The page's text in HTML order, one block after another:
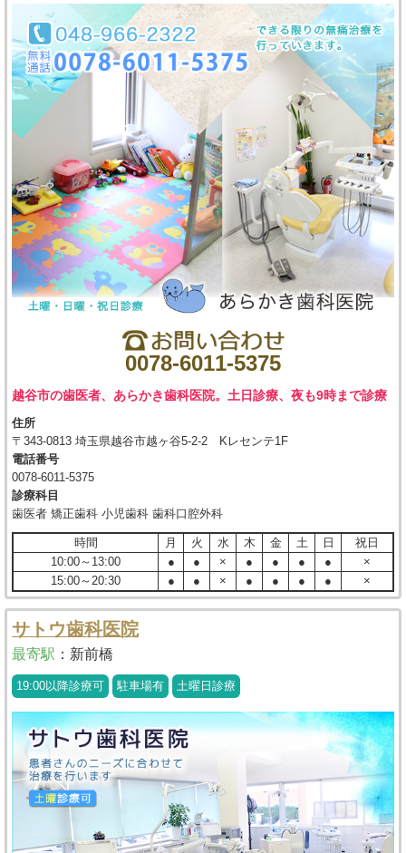
0078-6011-5375
越谷市の歯医者、あらかき歯科医院。土日診療、夜も9時まで診療
住所
〒343-0813 埼玉県越谷市越ヶ谷5-2-2 Kレセンテ1F
電話番号
0078-6011-5375
診療科目
歯医者 矯正歯科 小児歯科 歯科口腔外科
時間 月 火 水 木 金 土 日
祝日
10:00～13:00
● ● × ● ● ● ●
×
15:00～20:30
● ● × ● ● ● ● ×
サトウ歯科医院
最寄駅 ： 新前橋
19:00以降診療可 駐車場有 土曜日診療